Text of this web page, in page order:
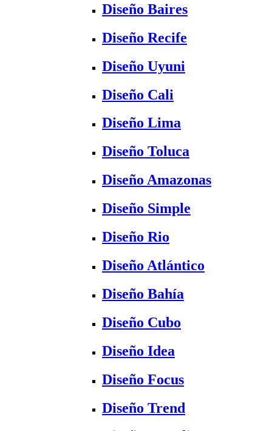
Diseño Baires
Diseño Recife
Diseño Uyuni
Diseño Cali
Diseño Lima
Diseño Toluca
Diseño Amazonas
Diseño Simple
Diseño Rio
Diseño Atlántico
Diseño Bahía
Diseño Cubo
Diseño Idea
Diseño Focus
Diseño Trend